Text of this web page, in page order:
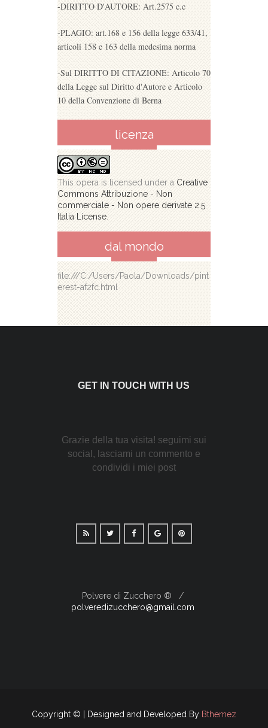
-DIRITTO D'AUTORE: Art.2575 c.c
-PLAGIO: art.168 e 156 della legge 633/41,
articoli 158 e 163 della medesima norma
-Sul DIRITTO DI CITAZIONE: Articolo 70
della Legge sul Diritto d'Autore e Articolo
10 della Convenzione di Berna
licenza
This opera is licensed under a Creative
Commons Attribuzione - Non
commerciale - Non opere derivate 2.5
Italia License
dal mondo
file:///C:/Users/Paola/Downloads/pint
erest-af2fc.html
GET IN TOUCH WITH US
Grazie della tua visita! seguimi sui
social, lasciami un commento e
condividi i miei post
Polvere di Zucchero ®
polveredizucchero@gmail.com
Copyright © | Designed and Developed By Bthemez